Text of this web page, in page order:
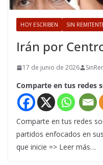
HOY ESCRIBEN SIN
Irán por
17 de junio de 2026
Comparte en tus redes
Comparte en tus redes
partidos enfocados en
que inicie => Leer más…